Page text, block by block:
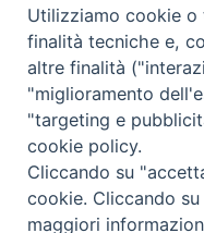
Scrivici
Copyright ©
Trentina Editrice
Utilizziamo cookie
finalità tecniche e,
altre finalità
"miglioramento
"targeting e
cookie policy.
Cliccando su
cookie. Cliccando
maggiori